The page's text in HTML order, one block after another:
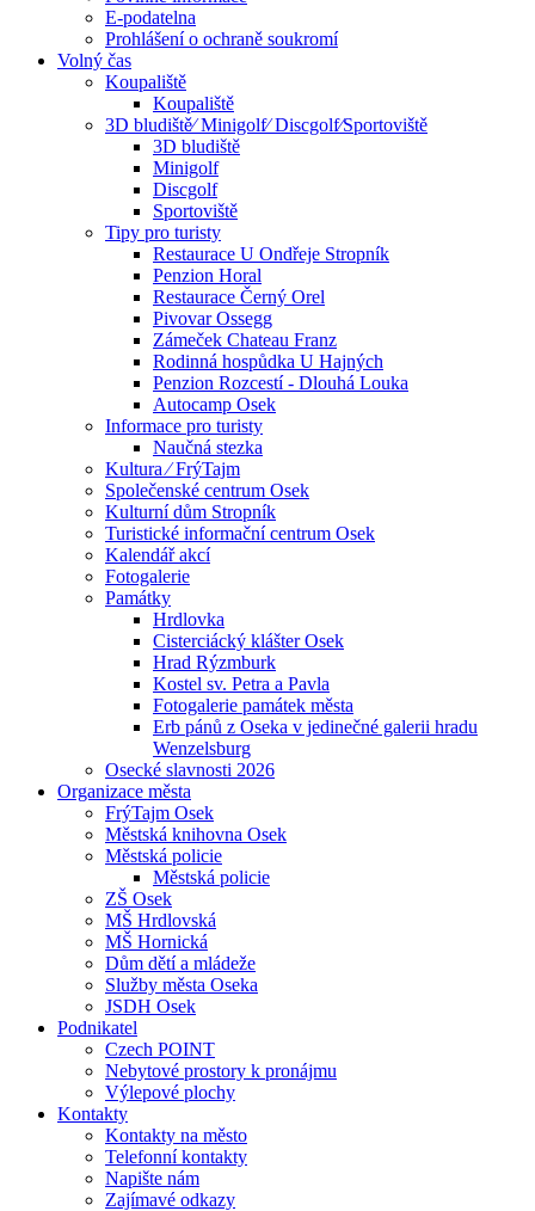
E-podatelna
Prohlášení o ochraně soukromí
Volný čas
Koupaliště
Koupaliště
3D bludiště⁄ Minigolf⁄ Discgolf⁄Sportoviště
3D bludiště
Minigolf
Discgolf
Sportoviště
Tipy pro turisty
Restaurace U Ondřeje Stropník
Penzion Horal
Restaurace Černý Orel
Pivovar Ossegg
Zámeček Chateau Franz
Rodinná hospůdka U Hajných
Penzion Rozcestí - Dlouhá Louka
Autocamp Osek
Informace pro turisty
Naučná stezka
Kultura ⁄ FrýTajm
Společenské centrum Osek
Kulturní dům Stropník
Turistické informační centrum Osek
Kalendář akcí
Fotogalerie
Památky
Hrdlovka
Cisterciácký klášter Osek
Hrad Rýzmburk
Kostel sv. Petra a Pavla
Fotogalerie památek města
Erb pánů z Oseka v jedinečné galerii hradu
Wenzelsburg
Osecké slavnosti 2026
Organizace města
FrýTajm Osek
Městská knihovna Osek
Městská policie
Městská policie
ZŠ Osek
MŠ Hrdlovská
MŠ Hornická
Dům dětí a mládeže
Služby města Oseka
JSDH Osek
Podnikatel
Czech POINT
Nebytové prostory k pronájmu
Výlepové plochy
Kontakty
Kontakty na město
Telefonní kontakty
Napište nám
Zajímavé odkazy